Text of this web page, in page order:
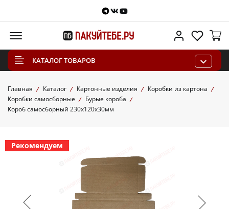
Telegram
VKontakte
Youtube
Личный
КАТАЛОГ ТОВАРОВ
Главная Каталог Картонные изделия
Коробки из картона
Коробки самосборные
Бурые короба
Короб самосборный 230х120х30мм
Рекомендуем